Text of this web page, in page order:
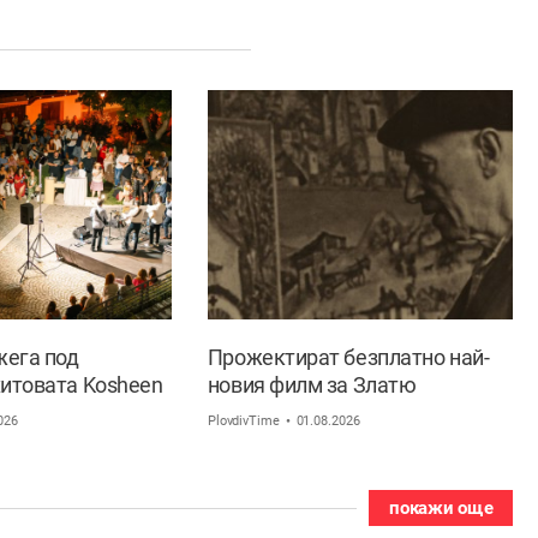
под
Kosheen
ще се
Прожектират безплатно най-
новия филм за Златю
Бояджиев пред родната му
PlovdivTime 01.08.2026
покажи още